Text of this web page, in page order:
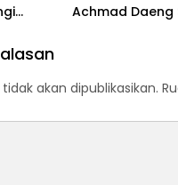
Achmad Daeng
Bedah Rumah
akan dipublikasikan.